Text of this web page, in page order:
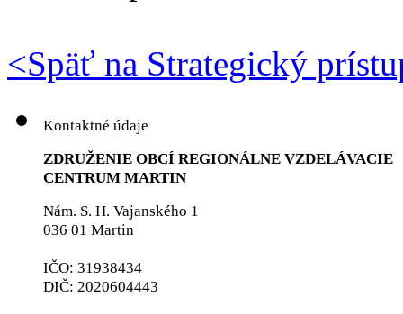
<Späť na Strategický
Kontaktné údaje
ZDRUŽENIE OBCÍ REGIONÁLNE VZDELÁVACIE
CENTRUM MARTIN
Nám. S. H. Vajanského 1
036 01 Martin
IČO: 31938434
DIČ: 2020604443